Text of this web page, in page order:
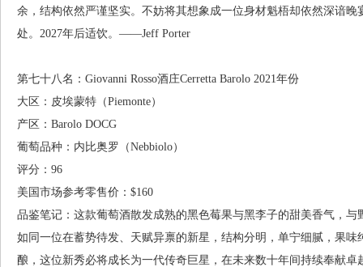
余，结构依然严谨坚实。不妨将其想象成一位身材魁梧却依然深谙
处。2027年后适饮。——Jeff Porter
第七十八名：Giovanni Rosso酒庄Cerretta Barolo 2021年份
大区：皮埃蒙特（Piemonte）
产区：Barolo DOCG
葡萄品种：内比奥罗（Nebbiolo）
评分：96
美国市场参考零售价：$160
品鉴笔记：这款葡萄酒散发成熟的黑色莓果与黑李子的甜美香气，
如同一位在蓄势待发、天赋异禀的新星，结构分明，单宁细腻，果
酿，这位新秀必将成长为一代传奇巨星，在未来数十年间持续奉献卓